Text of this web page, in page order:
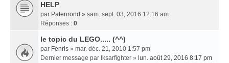
HELP
par Patenrond » sam. sept. 03, 2016 12:16 am
Réponses : 0
le topic du LEGO..... (^^)
par Fenris » mar. déc. 21, 2010 1:57 pm
Dernier message par Iksarfighter » lun. août 29, 2016 8:17 pm